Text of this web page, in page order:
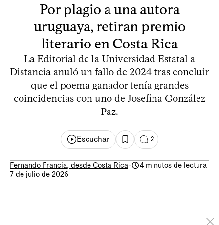
Por plagio a una autora
uruguaya, retiran premio
literario en Costa Rica
La Editorial de la Universidad Estatal a
Distancia anuló un fallo de 2024 tras concluir
que el poema ganador tenía grandes
coincidencias con uno de Josefina González
Paz.
Escuchar 2
Fernando Francia, desde Costa Rica-
4 minutos de lectura
7 de julio de 2026